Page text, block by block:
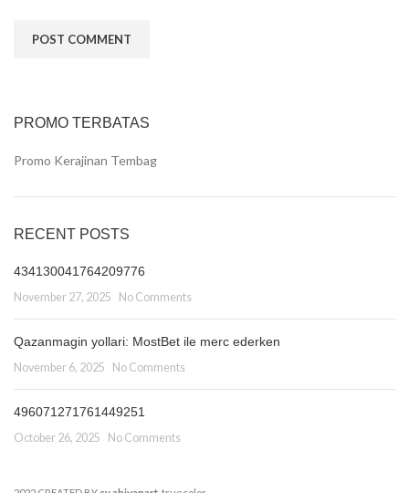
PROMO TERBATAS
Promo Kerajinan Tembag
RECENT POSTS
434130041764209776
November 27, 2025 No Comments
Qazanmagin yollari: MostBet ile merc ederken
November 6, 2025 No Comments
496071271761449251
October 26, 2025 No Comments